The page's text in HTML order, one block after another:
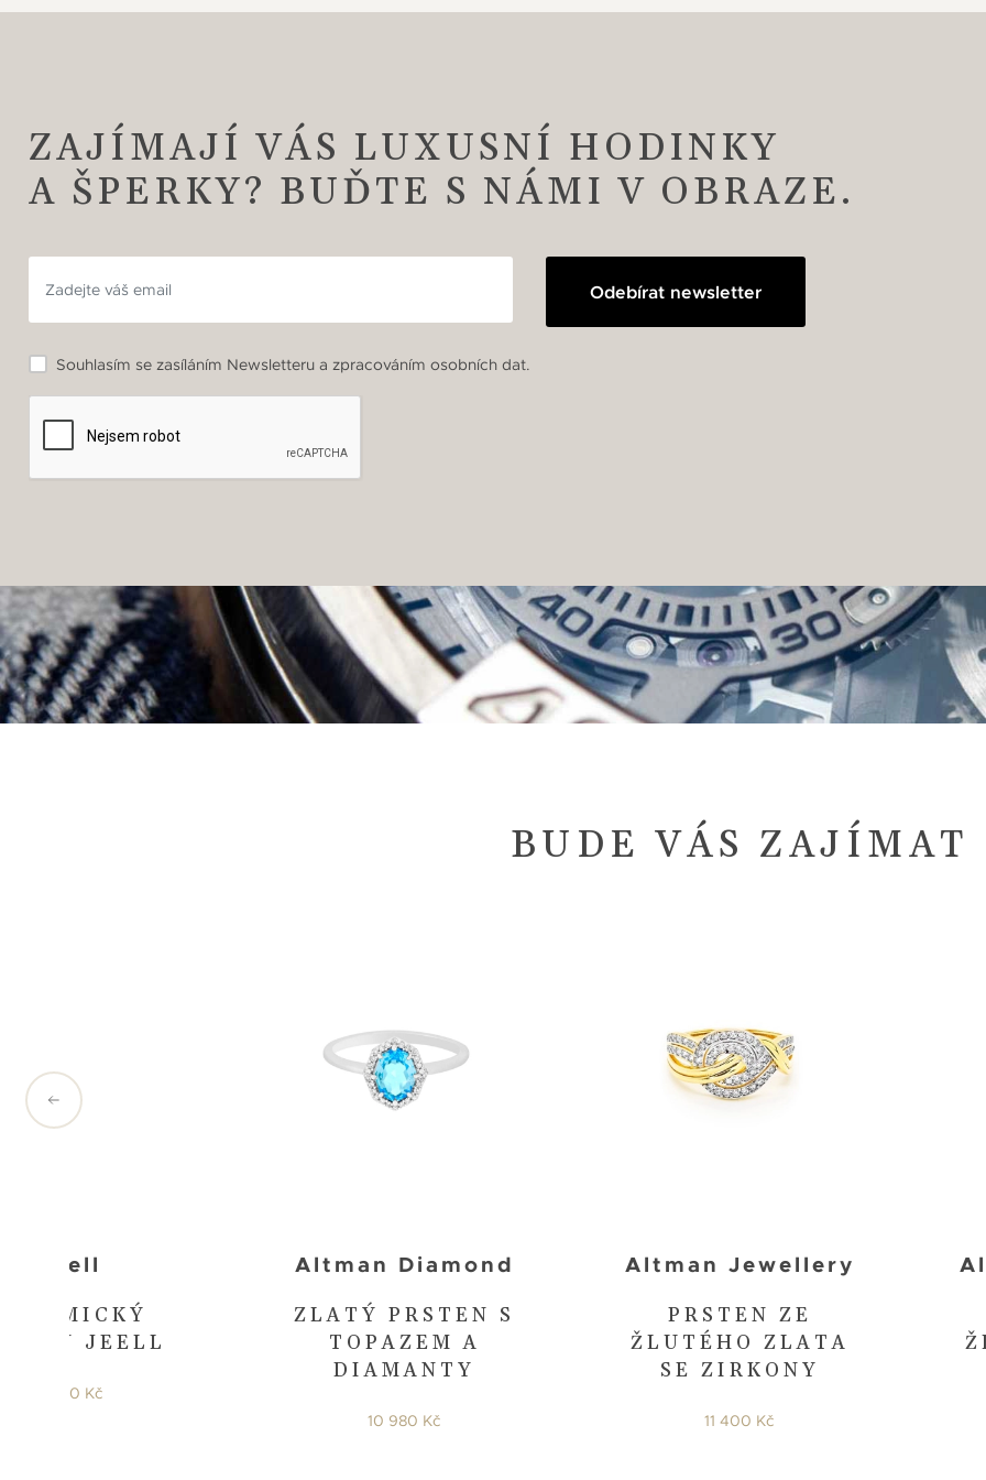
ZAJÍMAJÍ VÁS LUXUSNÍ HODINKY
A ŠPERKY? BUĎTE S NÁMI V OBRAZE.
Odebírat newsletter
Souhlasím se zasíláním Newsletteru a zpracováním osobních dat.
BUDE VÁS ZAJÍMAT
PRSTEN ZE
ŽLUTÉHO ZLATA
SE ZIRKONY
Altman Jewellery
11 400 Kč
JEELL
Jeell
11 980 Kč
ZLATÝ PRSTEN S
TOPAZEM A
DIAMANTY
Altman Diamond
10 980 Kč